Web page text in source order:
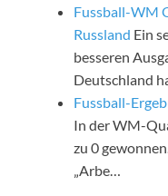
Fussball-WM
Russland Ein
besseren
Deutschland
Fussball-
In der WM-
zu 0
„Arbe…